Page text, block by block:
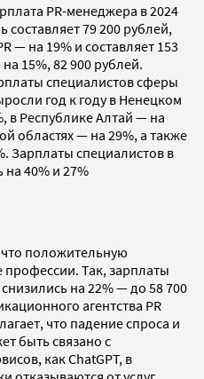
PR-менеджера в 2024
составляет 79 200 рублей,
— на 19% и составляет 153
15%, 82 900 рублей.
специалистов сферы
год к году в Ненецком
в Республике Алтай — на
областях — на 29%, а также
Зарплаты специалистов в
40% и 27%
положительную
Так, зарплаты
на 22% — до 58 700
агентства PR
что падение спроса и
быть связано с
как ChatGPT, в